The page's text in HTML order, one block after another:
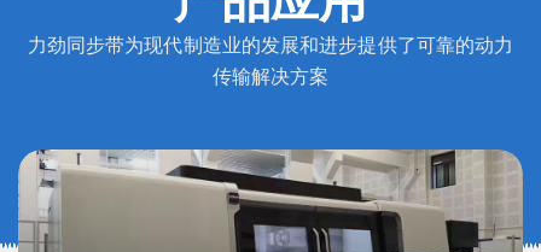
力劲同步带为现代制造业的发展和进步提供了可靠的动力
传输解决方案